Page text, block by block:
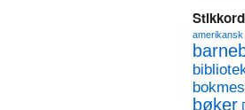
Stikkord
amerikansk
bøker